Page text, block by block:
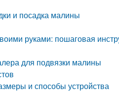
и посадка малины
руками: пошаговая
для подвязки малины
и способы устройства